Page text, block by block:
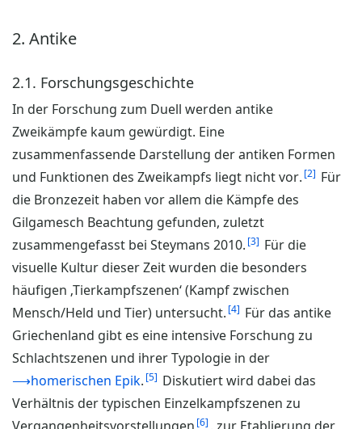
2. Antike
2.1. Forschungsgeschichte
In der Forschung zum Duell werden antike
Zweikämpfe kaum gewürdigt. Eine
zusammenfassende Darstellung der antiken Formen
und Funktionen des Zweikampfs liegt nicht vor. 2
Für
die Bronzezeit haben vor allem die Kämpfe des
Gilgamesch Beachtung gefunden, zuletzt
zusammengefasst bei Steymans 2010. 3
Für die
visuelle Kultur dieser Zeit wurden die besonders
häufigen ‚Tierkampfszenen‘ (Kampf zwischen
Mensch/Held und Tier) untersucht. 4
Für das antike
Griechenland gibt es eine intensive Forschung zu
Schlachtszenen und ihrer Typologie in der
⟶homerischen Epik. 5
Diskutiert wird dabei das
Verhältnis der typischen Einzelkampfszenen zu
6